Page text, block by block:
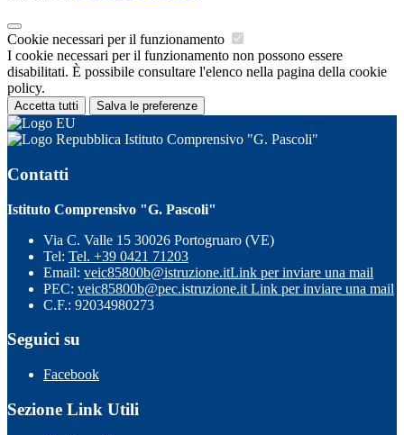
Cookie necessari per il funzionamento
I cookie necessari per il funzionamento non possono essere
disabilitati. È possibile consultare l'elenco nella pagina della cookie
policy.
Accetta tutti Salva le preferenze
Istituto Comprensivo "G. Pascoli"
Contatti
Istituto Comprensivo "G. Pascoli"
Via C. Valle 15 30026 Portogruaro (VE)
Tel: Tel. +39 0421 71203
Email: veic85800b@istruzione.itLink per inviare una mail
PEC: veic85800b@pec.istruzione.it Link per inviare una mail
C.F.: 92034980273
Seguici su
Facebook
Sezione Link Utili